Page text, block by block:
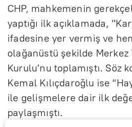
CHP, mahkemenin
yaptığı ilk açıklamada,
ifadesine yer vermiş ve
olağanüstü şekilde Merkez
Kurulu’nu toplamıştı. Söz
Kemal Kılıçdaroğlu ise
ile gelişmelere dair ilk
paylaşmıştı.